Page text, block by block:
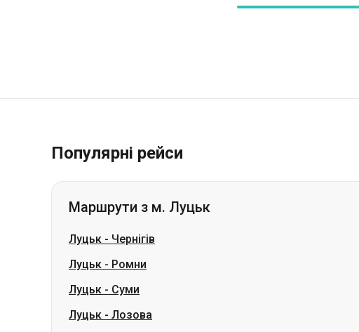
Луцьк Чернігів
Луцьк-Суми
Луцьк-Лозова
Луцьк-Петропавлівка
Луцьк-Світловодськ
Луцьк-Шостка